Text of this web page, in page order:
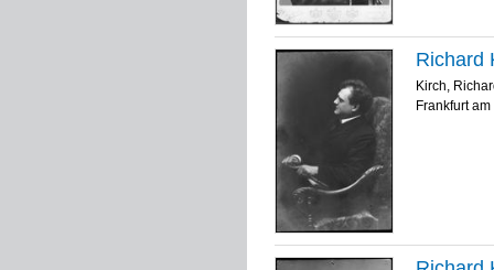
Richard
Kirch,
Frankfurt